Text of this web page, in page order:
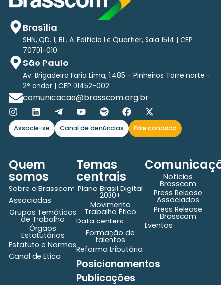
Brasília
SHN, QD. 1, BL. A, Edifício Le Quartier, Sala 1514 | CEP
70701-010
São Paulo
Av. Brigadeiro Faria Lima, 1.485 - Pinheiros Torre norte -
2° andar | CEP 01452-002
comunicacao@brasscom.org.br
Associe-se Canal de denúncias Fale conosco
Quem
somos
Sobre a Brasscom
Associadas
Grupos Temáticos
de Trabalho
Órgãos
Estatutários
Estatuto e Normas
Canal de Ética
Temas
centrais
Plano Brasil Digital
2030+
Movimento
Trabalho Ético
Data centers
Formação de
talentos
Reforma tributária
Posicionamentos
Publicações
Notícias
Brasscom
Press Release
Associados
Press Release
Brasscom
Eventos